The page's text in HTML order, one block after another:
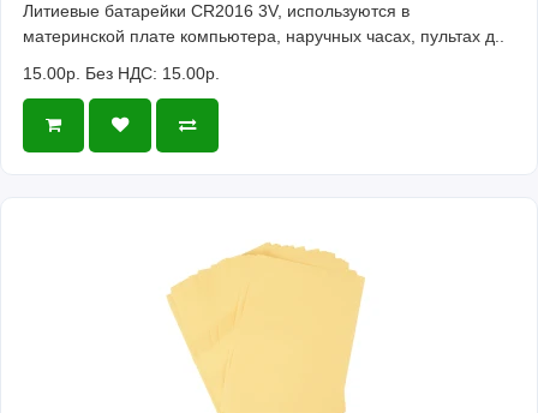
Литиевые батарейки CR2016 3V, используются в
материнской плате компьютера, наручных часах, пультах д..
15.00р. Без НДС: 15.00р.